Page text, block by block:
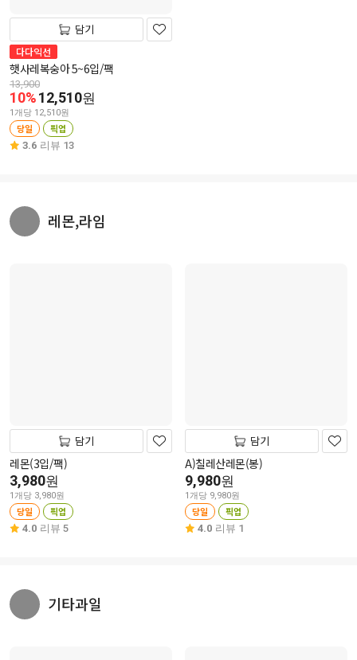
담기
다다익선
햇사레복숭아 5~6입/팩
13,900
10%12,510원
1개당 12,510원
당일 픽업
3.6 리뷰 13
레몬,라임
담기
레몬(3입/팩)
3,980원
1개당 3,980원
당일 픽업
4.0 리뷰 5
담기
A)칠레산레몬(봉)
9,980원
1개당 9,980원
당일 픽업
4.0 리뷰 1
기타과일